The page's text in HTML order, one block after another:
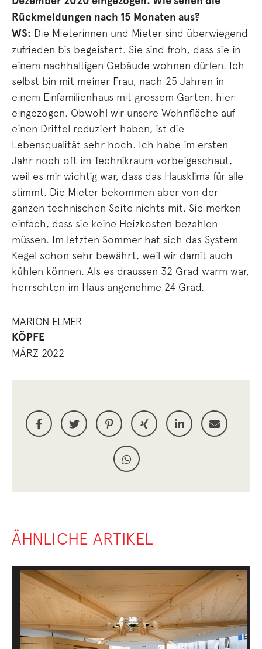
Rückmeldungen nach 15 Monaten aus?
WS: Die Mieterinnen und Mieter sind überwiegend
zufrieden bis begeistert. Sie sind froh, dass sie in
einem nachhaltigen Gebäude wohnen dürfen. Ich
selbst bin mit meiner Frau, nach 25 Jahren in
einem Einfamilienhaus mit grossem Garten, hier
eingezogen. Obwohl wir unsere Wohnfläche auf
einen Drittel reduziert haben, ist die
Lebensqualität sehr hoch. Ich habe im ersten
Jahr noch oft im Technikraum vorbeigeschaut,
weil es mir wichtig war, dass das Hausklima für alle
stimmt. Die Mieter bekommen aber von der
ganzen technischen Seite nichts mit. Sie merken
einfach, dass sie keine Heizkosten bezahlen
müssen. Im letzten Sommer hat sich das System
Kegel schon sehr bewährt, weil wir damit auch
kühlen können. Als es draussen 32 Grad warm war,
herrschten im Haus angenehme 24 Grad.
MARION ELMER
KÖPFE
MÄRZ 2022
ÄHNLICHE ARTIKEL